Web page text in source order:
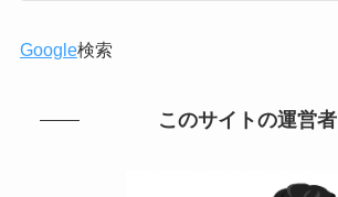
Google検索
このサイトの運営者